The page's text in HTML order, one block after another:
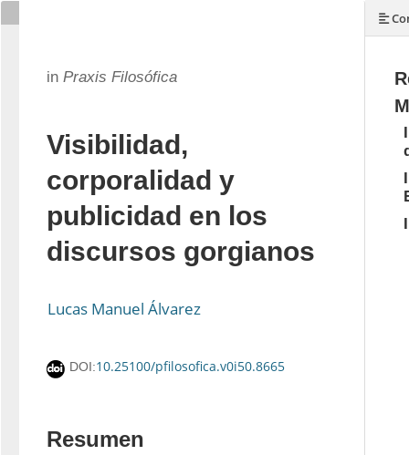
in Praxis Filosófica
Visibilidad,
corporalidad y
publicidad en los
discursos gorgianos
Lucas Manuel Álvarez
DOI:10.25100/pfilosofica.v0i50.8665
Resumen